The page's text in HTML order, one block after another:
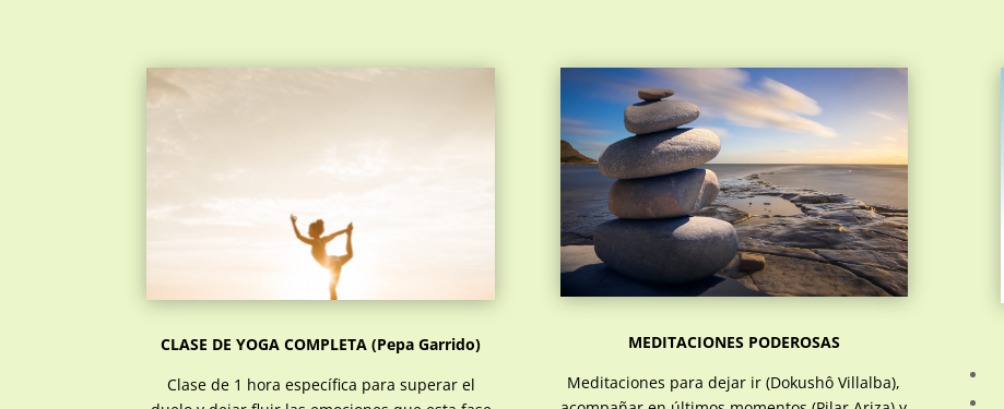
CLASE DE YOGA COMPLETA (Pepa Garrido)
Clase de 1 hora específica para superar el
MEDITACIONES PODEROSAS
Meditaciones para dejar ir (Dokushô Villalba),